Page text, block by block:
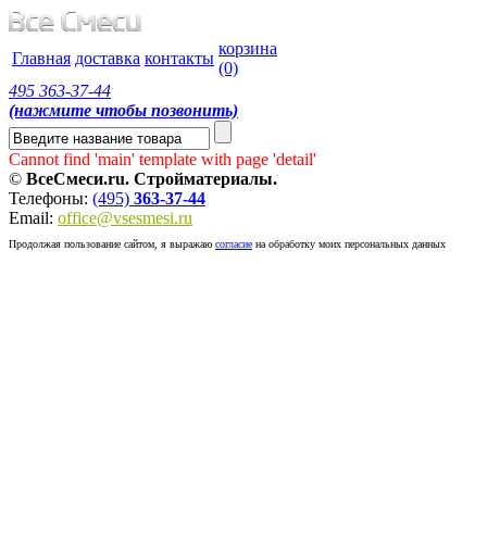
Главная доставка контакты
корзина
(0)
495 363-37-44
(нажмите чтобы позвонить)
Cannot find 'main' template with page 'detail'
© ВсеСмеси.ru. Стройматериалы.
Телефоны: (495) 363-37-44
Email: office@vsesmesi.ru
Продолжая пользование сайтом, я выражаю согласие на обработку моих персональных данных